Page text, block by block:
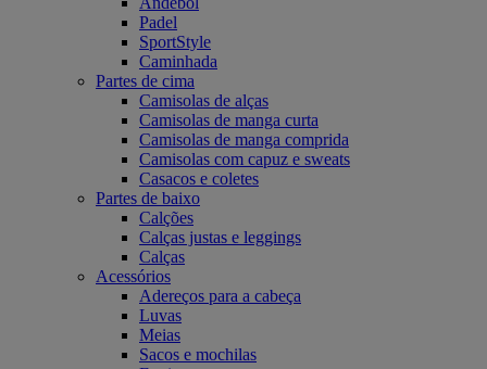
Padel
SportStyle
Caminhada
Partes de cima
Camisolas de alças
Camisolas de manga curta
Camisolas de manga comprida
Camisolas com capuz e sweats
Casacos e coletes
Partes de baixo
Calções
Calças justas e leggings
Calças
Acessórios
Adereços para a cabeça
Luvas
Meias
Sacos e mochilas